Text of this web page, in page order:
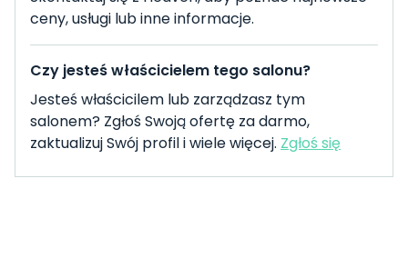
ceny, usługi lub inne informacje.
Czy jesteś właścicielem tego salonu?
Jesteś właścicilem lub zarządzasz tym
salonem? Zgłoś Swoją ofertę za darmo,
zaktualizuj Swój profil i wiele więcej. Zgłoś się